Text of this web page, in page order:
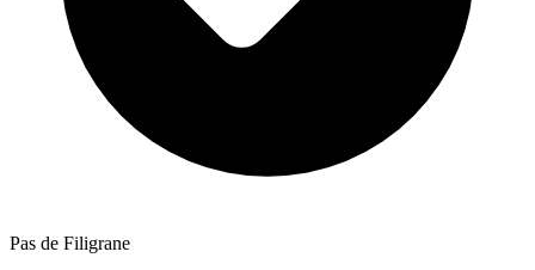
Pas de Filigrane